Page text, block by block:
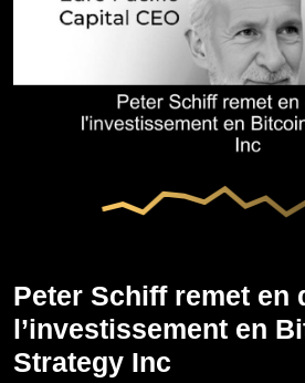
Peter Schiff remet en
l’investissement en
Strategy Inc